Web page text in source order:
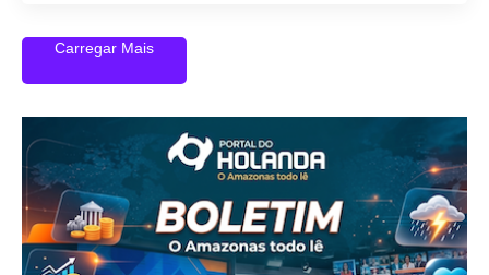
Carregar Mais